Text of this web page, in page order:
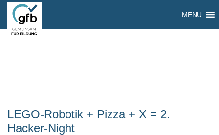
MENU
LEGO-Robotik + Pizza + X = 2.
Hacker-Night